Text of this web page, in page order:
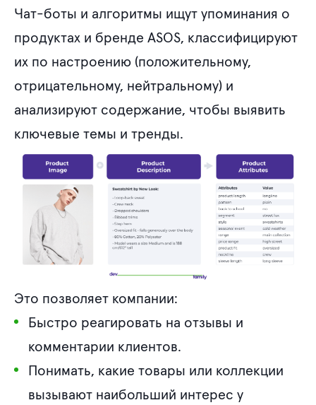
Чат-боты и алгоритмы ищут упоминания о
продуктах и бренде ASOS, классифицируют
их по настроению (положительному,
отрицательному, нейтральному) и
анализируют содержание, чтобы выявить
ключевые темы и тренды.
Это позволяет компании:
Быстро реагировать на отзывы и
комментарии клиентов.
Понимать, какие товары или коллекции
вызывают наибольший интерес у